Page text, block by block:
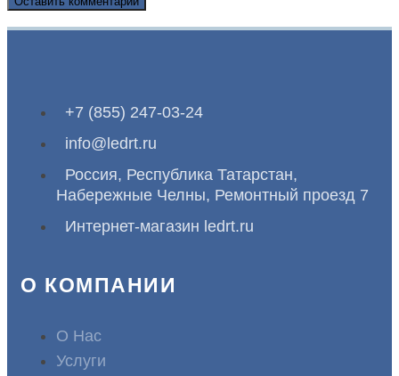
+7 (855) 247-03-24
info@ledrt.ru
Россия, Республика Татарстан,
Набережные Челны, Ремонтный проезд 7
Интернет-магазин ledrt.ru
О КОМПАНИИ
О Нас
Услуги